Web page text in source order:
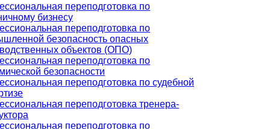
переподготовка по
бизнесу
переподготовка по
безопасность опасных
объектов (ОПО)
переподготовка по
безопасности
переподготовка по судебной
переподготовка тренера-
переподготовка по